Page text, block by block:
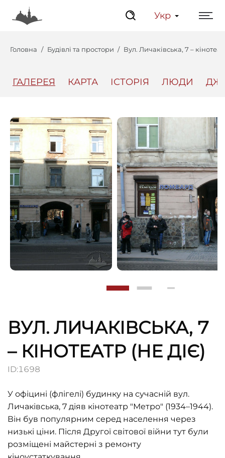
Укр
Головна Будівлі та простори Вул. Личаківська, 7 –
ГАЛЕРЕЯ КАРТА ІСТОРІЯ ЛЮДИ
ВУЛ. ЛИЧАКІВСЬКА, 7
– КІНОТЕАТР (НЕ ДІЄ)
ID:1698
У офіцині (флігелі) будинку на сучасній вул.
Личаківська, 7 діяв кінотеатр "Метро" (1934–1944).
Він був популярним серед населення через
низькі ціни. Після Другої світової війни тут були
розміщені майстерні з ремонту